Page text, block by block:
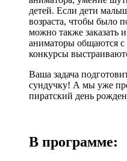
детей. Если дети
возраста, чтобы было
можно также заказать
аниматоры общаются с
конкурсы
Ваша задача
сундучку! А мы уже
пиратский день
В программе: